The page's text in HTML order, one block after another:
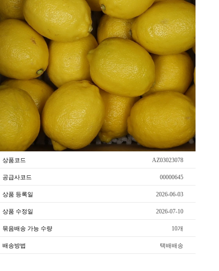
상품코드 AZ03023078
공급사코드 00000645
상품 등록일 2026-06-03
상품 수정일 2026-07-10
묶음배송 가능 수량 10개
배송방법 택배배송